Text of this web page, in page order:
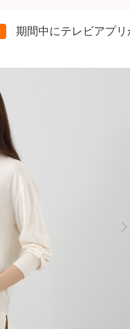
期間中にテレビアプリ